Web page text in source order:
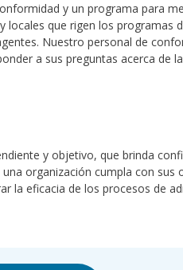
y un programa para
que rigen los programas
Nuestro personal de
a sus preguntas acerca de
y objetivo, que brinda
organización cumpla con sus
la eficacia de los procesos de